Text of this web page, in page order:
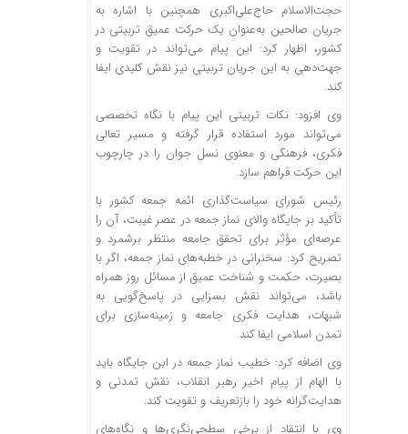
حجت‌الاسلام حاج‌علی‌اکبری همچنین با اشاره به
جریان صالحین به‌عنوان یک حرکت عمیق تربیتی در
کشور، اظهار کرد: این پیام می‌تواند در تقویت و
جهت‌دهی به این جریان تربیتی نیز نقش کلیدی ایفا
کند.
وی افزود: نکات تربیتی این پیام با نگاه تخصصی
می‌تواند مورد استفاده قرار گرفته و مسیر تعالی
فکری، فرهنگی و معنوی نسل جوان را در چارچوب
این حرکت فراهم سازد.
رئیس شورای سیاست‌گذاری ائمه جمعه کشور با
تأکید بر جایگاه والای نماز جمعه در عصر غیبت، آن را
عرصه‌ای مؤثر برای تحقق جامعه منتظر برشمرد و
تصریح کرد: سخنرانی در خطبه‌های نماز جمعه، اگر با
بصیرت، حکمت و شناخت عمیق از مسائل روز همراه
باشد، می‌تواند نقش بسزایی در پاسخ‌گویی به
شبهات، هدایت فکری جامعه و زمینه‌سازی برای
تمدن اسلامی ایفا کند.
وی اضافه کرد: خطیب نماز جمعه در این جایگاه باید
با الهام از پیام اخیر رهبر انقلاب، نقش تمدنی و
هدایت‌گرانه خود را بازتعریف و تقویت کند.
وی با انتقاد از برخی سطحی‌نگری‌ها و نگاه‌های